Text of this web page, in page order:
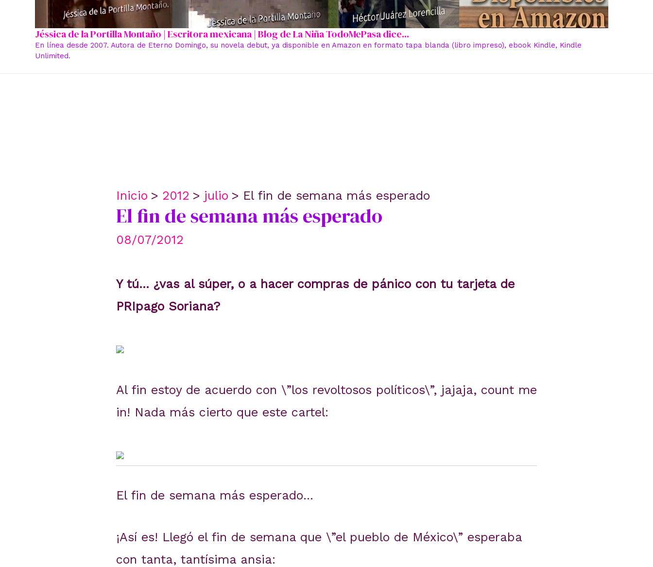
Jéssica de la Portilla Montaño | Escritora mexicana | Blog de La Niña TodoMePasa dice...
En línea desde 2007. Autora de Eterno Domingo, su novela debut, ya disponible en Amazon en formato tapa blanda (libro impreso), ebook Kindle, Kindle
Unlimited.
Inicio 2012 julio El fin de semana más esperado
El fin de semana más esperado
08/07/2012
Y tú… ¿vas al súper, o a hacer compras de pánico con tu tarjeta de
PRIpago Soriana?
Al fin estoy de acuerdo con \”los revoltosos políticos\”, jajaja, count me
in! Nada más cierto que este cartel:
El fin de semana más esperado…
¡Así es! Llegó el fin de semana que \”el pueblo de México\” esperaba
con tanta, tantísima ansia: